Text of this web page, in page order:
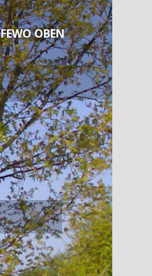
FEWO OBEN